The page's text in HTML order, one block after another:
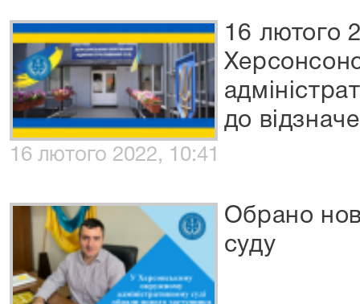
16 лютого
до
16 лютого 2022, 10:41
Обрано
суду